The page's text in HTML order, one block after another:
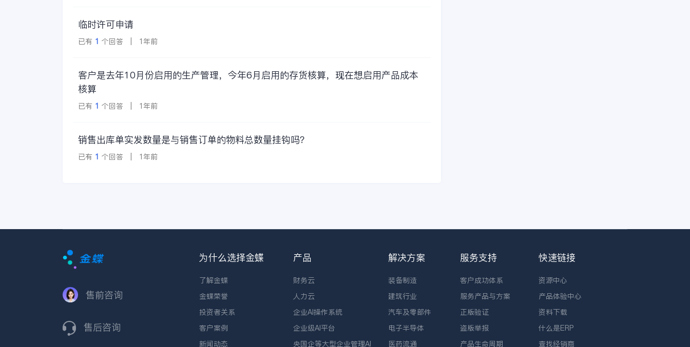
临时许可申请
已有 1 个回答 | 1年前
客户是去年10月份启用的生产管理，今年6月启用的存货核算，现在想启用产品成本
核算
已有 1 个回答 | 1年前
销售出库单实发数量是与销售订单的物料总数量挂钩吗？
已有 1 个回答 | 1年前
售前咨询
售后咨询
为什么选择金蝶
了解金蝶
金蝶荣誉
投资者关系
客户案例
新闻动态
产品
财务云
人力云
企业AI操作系统
企业级AI平台
央国企等大型企业管理AI
解决方案
装备制造
建筑行业
汽车及零部件
电子半导体
医药流通
服务支持
客户成功体系
服务产品与方案
正版验证
盗版举报
产品生命周期
快速链接
资源中心
产品体验中心
资料下载
什么是ERP
查找经销商